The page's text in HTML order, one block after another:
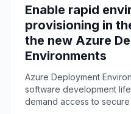
Enable rapid
provisioning in
the new Azure
Environments
Azure Deployment
software development
demand access to